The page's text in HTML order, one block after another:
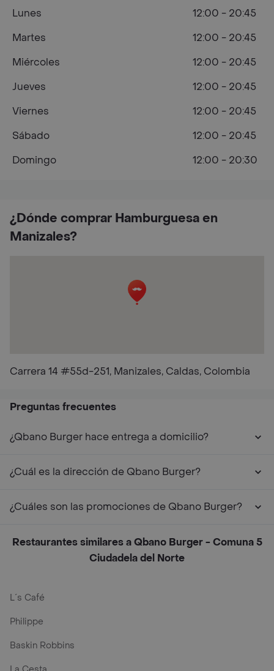
¿Dónde comprar Hamburguesa en
Manizales?
Carrera 14 #55d-251, Manizales, Caldas, Colombia
Lunes
12:00 - 20:45
Martes
12:00 - 20:45
Miércoles
12:00 - 20:45
Jueves
12:00 - 20:45
Viernes
12:00 - 20:45
Sábado
12:00 - 20:45
Domingo
12:00 - 20:30
Preguntas frecuentes
¿Qbano Burger hace entrega a domicilio?
¿Cuál es la dirección de Qbano Burger?
¿Cuáles son las promociones de Qbano Burger?
Restaurantes similares a Qbano Burger - Comuna 5
Ciudadela del Norte
L´s Café
Philippe
Baskin Robbins